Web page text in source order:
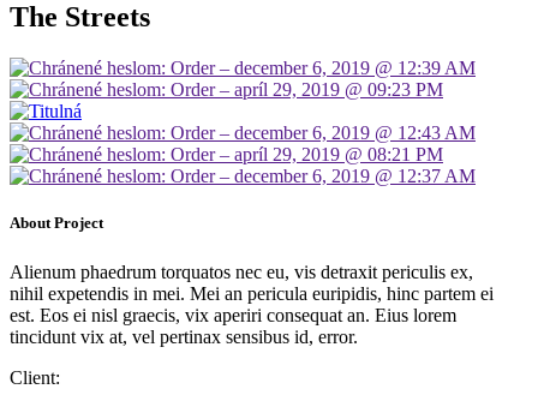
The Streets
About Project
Alienum phaedrum torquatos nec eu, vis detraxit periculis ex,
nihil expetendis in mei. Mei an pericula euripidis, hinc partem ei
est. Eos ei nisl graecis, vix aperiri consequat an. Eius lorem
tincidunt vix at, vel pertinax sensibus id, error.
Client: